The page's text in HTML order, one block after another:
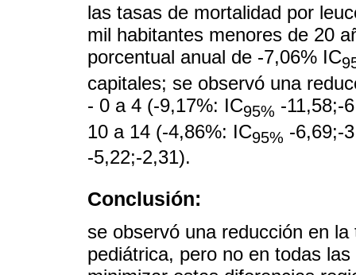
las tasas de mortalidad por
mil habitantes menores de 20
porcentual anual de -7,06% IC
capitales; se observó una
- 0 a 4 (-9,17%: IC95% -11,58;-
10 a 14 (-4,86%: IC95% -6,69;-
-5,22;-2,31).
Conclusión:
se observó una reducción en
pediátrica, pero no en todas